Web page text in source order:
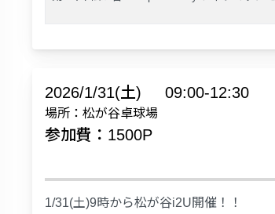
2026/1/31(土) 09:00-12:30
場所：松が谷卓球場
参加費：1500P
1/31(土)9時から松が谷i2U開催！！